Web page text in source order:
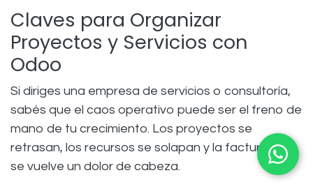
Claves para Organizar
Proyectos y Servicios con
Odoo
Si diriges una empresa de servicios o consultoría,
sabés que el caos operativo puede ser el freno de
mano de tu crecimiento. Los proyectos se
retrasan, los recursos se solapan y la facturación
se vuelve un dolor de cabeza.